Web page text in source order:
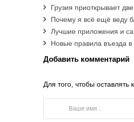
Грузия приоткрывает
Почему я всё ещё веду
Лучшие приложения и
Новые правила въезда
Добавить комментарий
Для того, чтобы оставлять